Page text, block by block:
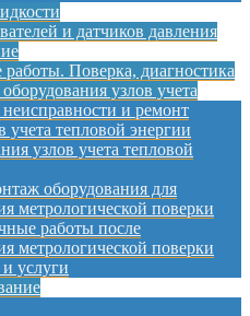
и датчиков давления
Поверка, диагностика
узлов учета
и ремонт
учета тепловой энергии
узлов учета тепловой
оборудования для
метрологической поверки
работы после
метрологической поверки
услуги